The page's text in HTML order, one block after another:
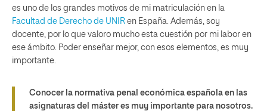
es uno de los grandes motivos de mi matriculación en la
Facultad de Derecho de UNIR en España. Además, soy
docente, por lo que valoro mucho esta cuestión por mi labor en
ese ámbito. Poder enseñar mejor, con esos elementos, es muy
importante.
Conocer la normativa penal económica española en las
asignaturas del máster es muy importante para nosotros.